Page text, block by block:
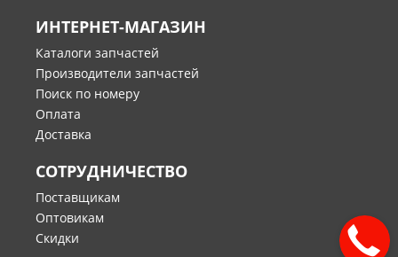
ИНТЕРНЕТ-МАГАЗИН
Каталоги запчастей
Производители запчастей
Поиск по номеру
Оплата
Доставка
СОТРУДНИЧЕСТВО
Поставщикам
Оптовикам
Скидки